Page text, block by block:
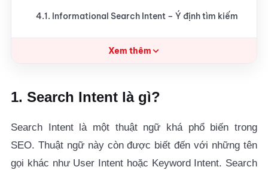
4.1. Informational Search Intent – Ý định tìm kiếm
4.2. Commercial Investigation Search Intent – Ý
4.3. Transactional Search Intent – Ý định tìm kiếm
điều hướng
Xem thêm
1. Search Intent là gì?
Search Intent là một thuật ngữ khá phổ biến trong
SEO. Thuật ngữ này còn được biết đến với những tên
gọi khác như User Intent hoặc Keyword Intent. Search